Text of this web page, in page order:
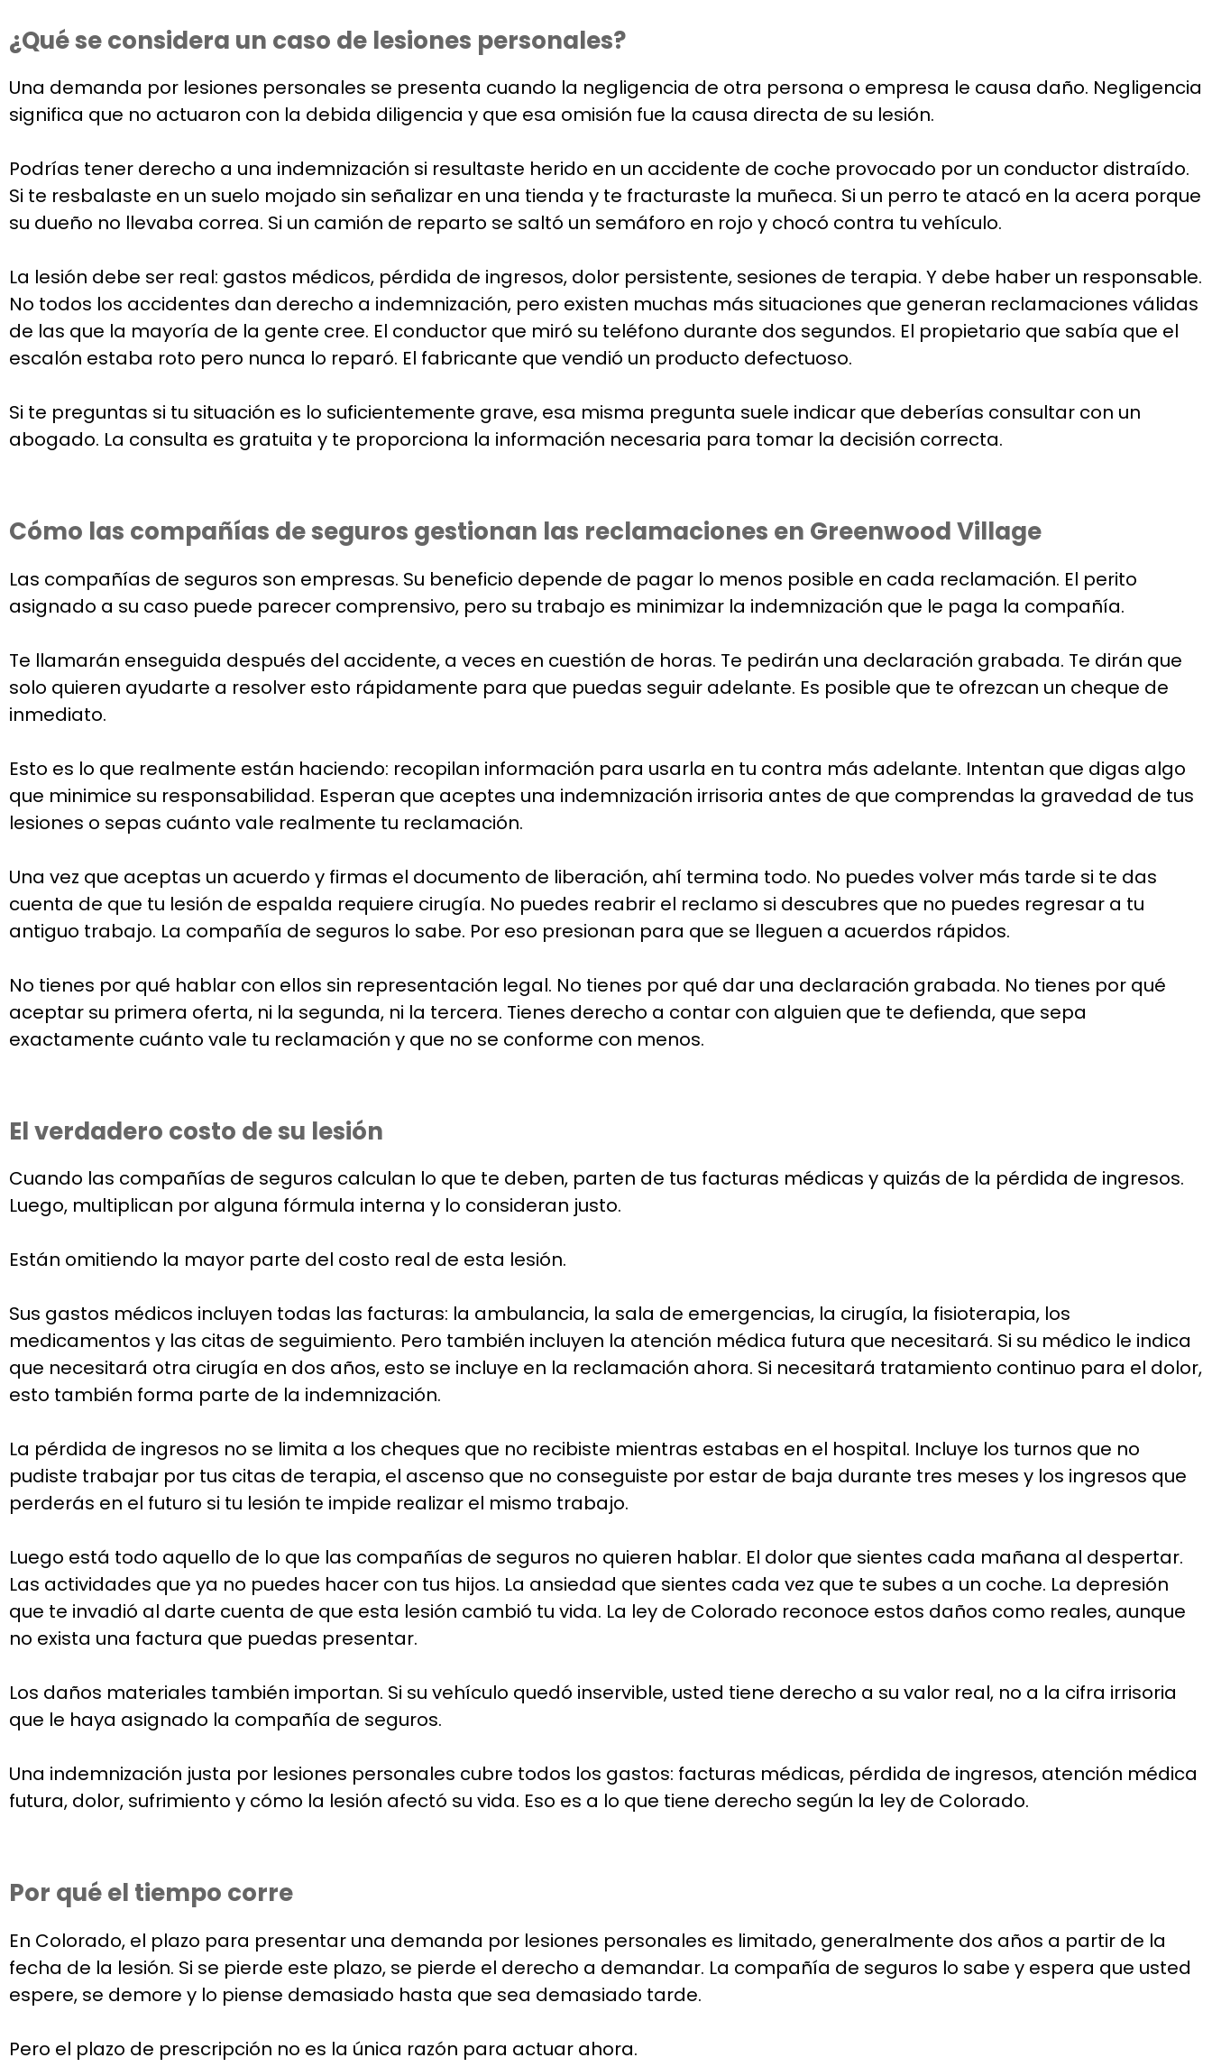
¿Qué se considera un caso de lesiones personales?
Una demanda por lesiones personales se presenta cuando la negligencia de otra persona o empresa le causa daño. Negligencia
significa que no actuaron con la debida diligencia y que esa omisión fue la causa directa de su lesión.
Podrías tener derecho a una indemnización si resultaste herido en un accidente de coche provocado por un conductor distraído.
Si te resbalaste en un suelo mojado sin señalizar en una tienda y te fracturaste la muñeca. Si un perro te atacó en la acera porque
su dueño no llevaba correa. Si un camión de reparto se saltó un semáforo en rojo y chocó contra tu vehículo.
La lesión debe ser real: gastos médicos, pérdida de ingresos, dolor persistente, sesiones de terapia. Y debe haber un responsable.
No todos los accidentes dan derecho a indemnización, pero existen muchas más situaciones que generan reclamaciones válidas
de las que la mayoría de la gente cree. El conductor que miró su teléfono durante dos segundos. El propietario que sabía que el
escalón estaba roto pero nunca lo reparó. El fabricante que vendió un producto defectuoso.
Si te preguntas si tu situación es lo suficientemente grave, esa misma pregunta suele indicar que deberías consultar con un
abogado. La consulta es gratuita y te proporciona la información necesaria para tomar la decisión correcta.
Cómo las compañías de seguros gestionan las reclamaciones en Greenwood Village
Las compañías de seguros son empresas. Su beneficio depende de pagar lo menos posible en cada reclamación. El perito
asignado a su caso puede parecer comprensivo, pero su trabajo es minimizar la indemnización que le paga la compañía.
Te llamarán enseguida después del accidente, a veces en cuestión de horas. Te pedirán una declaración grabada. Te dirán que
solo quieren ayudarte a resolver esto rápidamente para que puedas seguir adelante. Es posible que te ofrezcan un cheque de
inmediato.
Esto es lo que realmente están haciendo: recopilan información para usarla en tu contra más adelante. Intentan que digas algo
que minimice su responsabilidad. Esperan que aceptes una indemnización irrisoria antes de que comprendas la gravedad de tus
lesiones o sepas cuánto vale realmente tu reclamación.
Una vez que aceptas un acuerdo y firmas el documento de liberación, ahí termina todo. No puedes volver más tarde si te das
cuenta de que tu lesión de espalda requiere cirugía. No puedes reabrir el reclamo si descubres que no puedes regresar a tu
antiguo trabajo. La compañía de seguros lo sabe. Por eso presionan para que se lleguen a acuerdos rápidos.
No tienes por qué hablar con ellos sin representación legal. No tienes por qué dar una declaración grabada. No tienes por qué
aceptar su primera oferta, ni la segunda, ni la tercera. Tienes derecho a contar con alguien que te defienda, que sepa
exactamente cuánto vale tu reclamación y que no se conforme con menos.
El verdadero costo de su lesión
Cuando las compañías de seguros calculan lo que te deben, parten de tus facturas médicas y quizás de la pérdida de ingresos.
Luego, multiplican por alguna fórmula interna y lo consideran justo.
Están omitiendo la mayor parte del costo real de esta lesión.
Sus gastos médicos incluyen todas las facturas: la ambulancia, la sala de emergencias, la cirugía, la fisioterapia, los
medicamentos y las citas de seguimiento. Pero también incluyen la atención médica futura que necesitará. Si su médico le indica
que necesitará otra cirugía en dos años, esto se incluye en la reclamación ahora. Si necesitará tratamiento continuo para el dolor,
esto también forma parte de la indemnización.
La pérdida de ingresos no se limita a los cheques que no recibiste mientras estabas en el hospital. Incluye los turnos que no
pudiste trabajar por tus citas de terapia, el ascenso que no conseguiste por estar de baja durante tres meses y los ingresos que
perderás en el futuro si tu lesión te impide realizar el mismo trabajo.
Luego está todo aquello de lo que las compañías de seguros no quieren hablar. El dolor que sientes cada mañana al despertar.
Las actividades que ya no puedes hacer con tus hijos. La ansiedad que sientes cada vez que te subes a un coche. La depresión
que te invadió al darte cuenta de que esta lesión cambió tu vida. La ley de Colorado reconoce estos daños como reales, aunque
no exista una factura que puedas presentar.
Los daños materiales también importan. Si su vehículo quedó inservible, usted tiene derecho a su valor real, no a la cifra irrisoria
que le haya asignado la compañía de seguros.
Una indemnización justa por lesiones personales cubre todos los gastos: facturas médicas, pérdida de ingresos, atención médica
futura, dolor, sufrimiento y cómo la lesión afectó su vida. Eso es a lo que tiene derecho según la ley de Colorado.
Por qué el tiempo corre
En Colorado, el plazo para presentar una demanda por lesiones personales es limitado, generalmente dos años a partir de la
fecha de la lesión. Si se pierde este plazo, se pierde el derecho a demandar. La compañía de seguros lo sabe y espera que usted
espere, se demore y lo piense demasiado hasta que sea demasiado tarde.
Pero el plazo de prescripción no es la única razón para actuar ahora.